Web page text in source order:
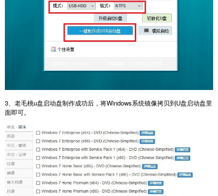
3、老毛桃u盘启动盘制作成功后，将Windows系统镜像拷贝到U盘启动盘里
面即可。